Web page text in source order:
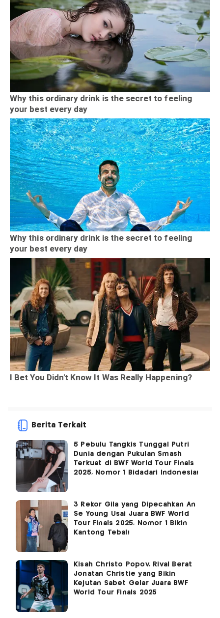
Berita Terkait
5 Pebulu Tangkis Tunggal Putri
Dunia dengan Pukulan Smash
Terkuat di BWF World Tour Finals
2025, Nomor 1 Bidadari Indonesia!
3 Rekor Gila yang Dipecahkan An
Se Young Usai Juara BWF World
Tour Finals 2025, Nomor 1 Bikin
Kantong Tebal!
Kisah Christo Popov, Rival Berat
Jonatan Christie yang Bikin
Kejutan Sabet Gelar Juara BWF
World Tour Finals 2025